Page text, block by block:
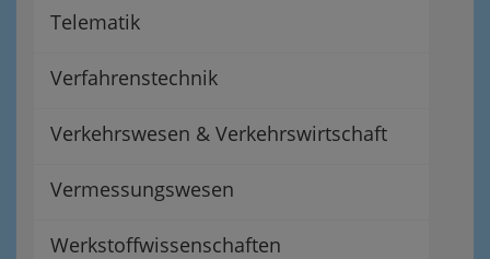
Telematik
Verfahrenstechnik
Verkehrswesen & Verkehrswirtschaft
Vermessungswesen
Werkstoffwissenschaften